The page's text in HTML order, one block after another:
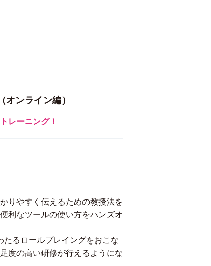
オンライン編）
レーニング！
りやすく伝えるための教授法を
利なツールの使い方をハンズオ
たるロールプレイングをおこな
度の高い研修が行えるようにな